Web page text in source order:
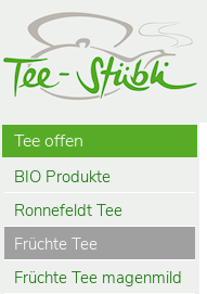
Tee offen
BIO Produkte
Ronnefeldt Tee
Früchte Tee
Früchte Tee magenmild